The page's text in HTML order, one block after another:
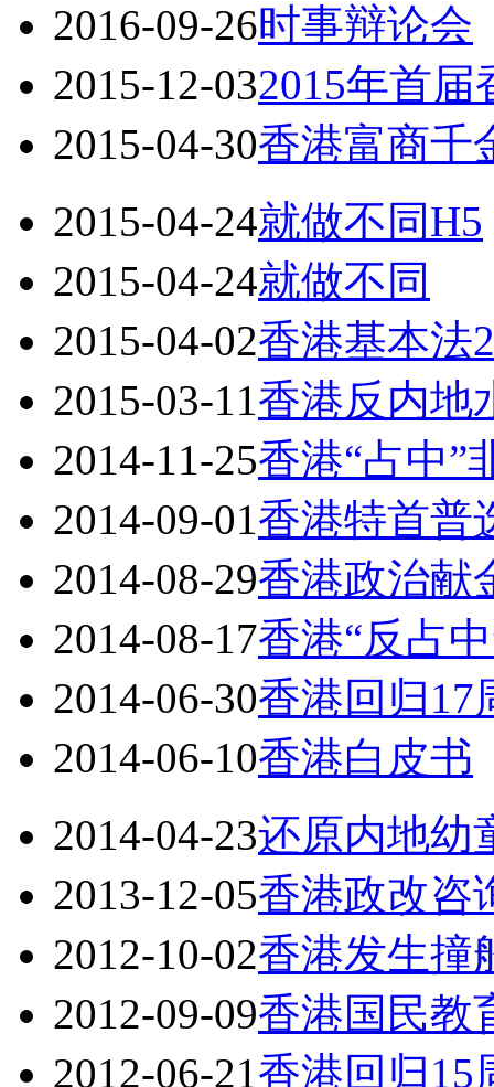
2016-09-26时事辩论会
2015-12-032015年首
2015-04-30香港富商千
2015-04-24就做不同H5
2015-04-24就做不同
2015-04-02香港基本法
2015-03-11香港反内地
2014-11-25香港“占中”
2014-09-01香港特首普
2014-08-29香港政治献
2014-08-17香港“反占
2014-06-30香港回归17
2014-06-10香港白皮书
2014-04-23还原内地幼
2013-12-05香港政改咨
2012-10-02香港发生撞
2012-09-09香港国民教
2012-06-21香港回归15